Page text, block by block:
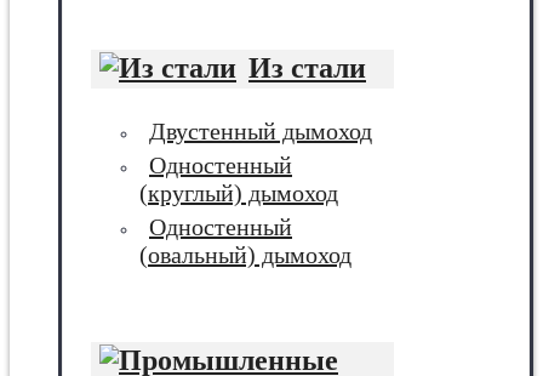
Из стали
Двустенный дымоход
Одностенный
(круглый) дымоход
Одностенный
(овальный) дымоход